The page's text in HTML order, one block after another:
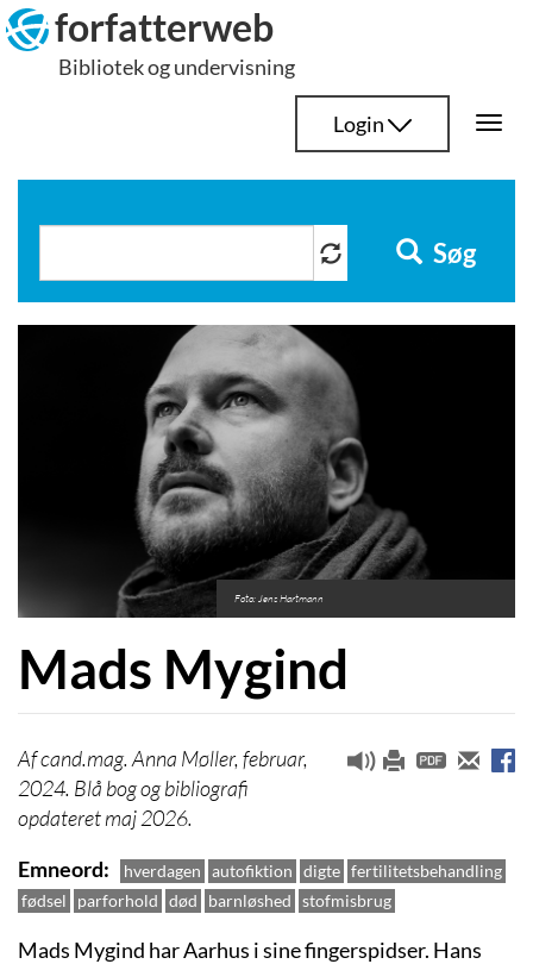
Hop
til
indhold
forfatterweb
Bibliotek og undervisning
Login
Søg
Foto: Jens Hartmann
Mads Mygind
cand.mag. Anna Møller, februar,
2024. Blå bog og bibliografi
opdateret maj 2026.
Emneord
hverdagen autofiktion digte fertilitetsbehandling
fødsel
parforhold død barnløshed stofmisbrug
Mads Mygind har Aarhus i sine fingerspidser. Hans